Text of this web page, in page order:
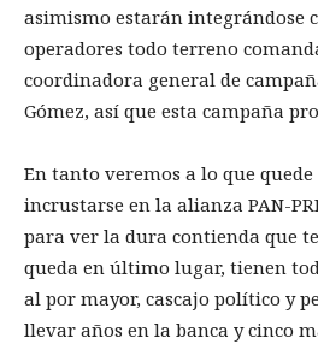
asimismo estarán integrándose
operadores todo terreno
coordinadora general de
Gómez, así que esta campaña
En tanto veremos a lo que
incrustarse en la alianza PAN-
para ver la dura contienda que
queda en último lugar, tienen
al por mayor, cascajo político y
llevar años en la banca y cinco